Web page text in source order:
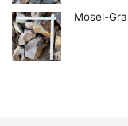
Mosel-